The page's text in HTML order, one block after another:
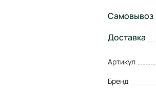
Самовывоз
Доставка
Артикул
Бренд